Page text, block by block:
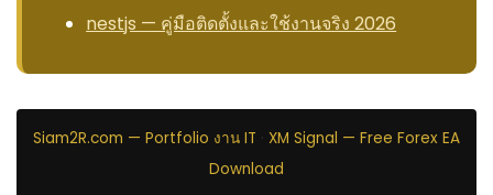
nestjs — คู่มือติดตั้งและใช้งานจริง 2026
Siam2R.com — Portfolio งาน IT · XM Signal — Free Forex EA
Download